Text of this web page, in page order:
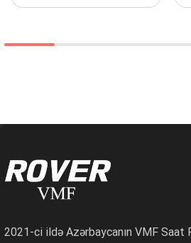
2021-ci ildə Azərbaycanın VMF Saat